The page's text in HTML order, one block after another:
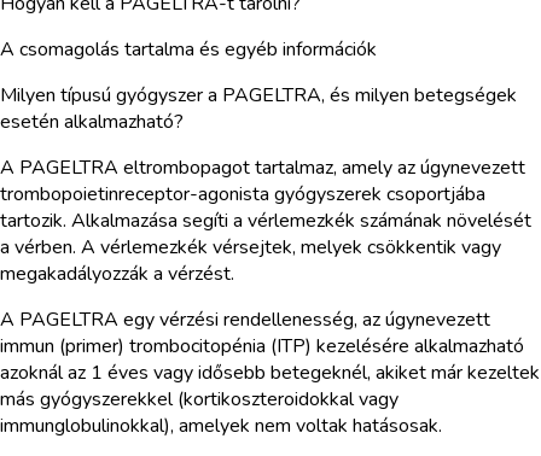
A csomagolás tartalma és egyéb információk
Milyen típusú gyógyszer a PAGELTRA, és milyen betegségek
esetén alkalmazható?
A PAGELTRA eltrombopagot tartalmaz, amely az úgynevezett
trombopoietinreceptor-agonista gyógyszerek csoportjába
tartozik. Alkalmazása segíti a vérlemezkék számának növelését
a vérben. A vérlemezkék vérsejtek, melyek csökkentik vagy
megakadályozzák a vérzést.
A PAGELTRA egy vérzési rendellenesség, az úgynevezett
immun (primer) trombocitopénia (ITP) kezelésére alkalmazható
azoknál az 1 éves vagy idősebb betegeknél, akiket már kezeltek
más gyógyszerekkel (kortikoszteroidokkal vagy
immunglobulinokkal), amelyek nem voltak hatásosak.